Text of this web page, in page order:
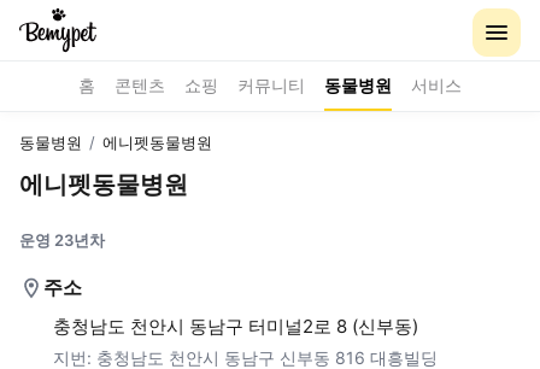
홈 콘텐츠 쇼핑 커뮤니티 동물병원 서비스
동물병원 / 에니펫동물병원
에니펫동물병원
운영 23년차
주소
충청남도 천안시 동남구 터미널2로 8 (신부동)
지번: 충청남도 천안시 동남구 신부동 816 대흥빌딩